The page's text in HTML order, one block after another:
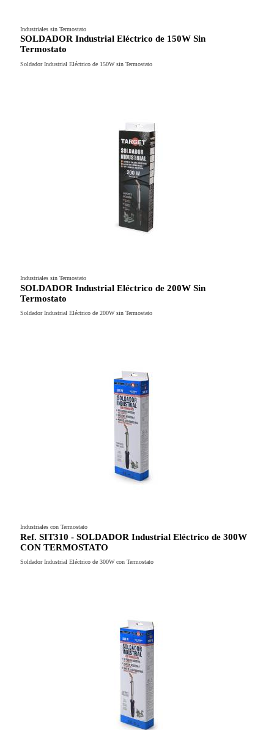
Industriales sin Termostato
SOLDADOR Industrial Eléctrico de 150W Sin
Termostato
Soldador Industrial Eléctrico de 150W sin Termostato
Industriales sin Termostato
SOLDADOR Industrial Eléctrico de 200W Sin
Termostato
Soldador Industrial Eléctrico de 200W sin Termostato
Industriales con Termostato
Ref. SIT310 - SOLDADOR Industrial Eléctrico de 300W
CON TERMOSTATO
Soldador Industrial Eléctrico de 300W con Termostato